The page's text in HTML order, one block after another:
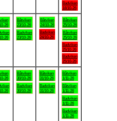
Badviken
18/10-26
26
26
Båtviken
23/10-26
Badviken
23/10-26
Båtviken
24/10-26
Badviken
24/10-26
Båtviken
25/10-26
Båtviken
25/10-26
Badviken
25/10-26
Badviken
25/10-26
26
26
Båtviken
30/10-26
Badviken
30/10-26
Båtviken
31/10-26
Badviken
31/10-26
Båtviken
1/11-26
Båtviken
1/11-26
Badviken
1/11-26
Badviken
1/11-26